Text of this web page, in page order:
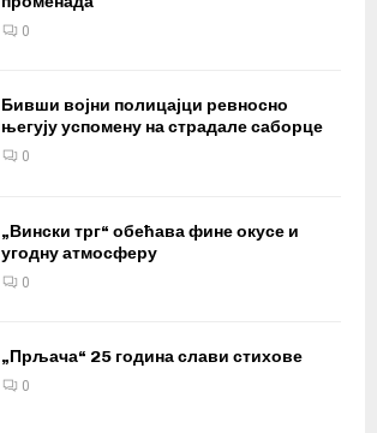
0
Бивши војни полицајци ревносно
његују успомену на страдале саборце
0
„Вински трг“ обећава фине окусе и
угодну атмосферу
0
„Прљача“ 25 година слави стихове
0